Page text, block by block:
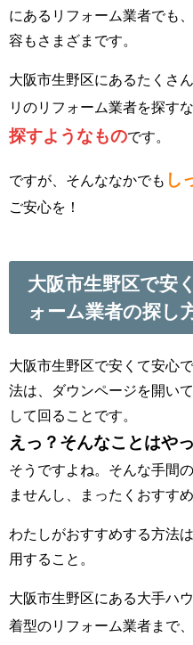
にあるリフォーム業者でも
容もさまざまです。
大阪市生野区にあるたくさ
リのリフォーム業者を探す
探すようなものです。
ですが、そんななかでも し
ご安心を！
大阪市生野区で安
ォーム業者の探し
大阪市生野区で安くて安心
法は、ダウンページを開い
して回ることです。
えっ？そんなことはや
そうですよね。そんな手間
ませんし、まったくおすす
わたしがおすすめする方法
用すること。
大阪市生野区にある大手ハ
着型のリフォーム業者まで、